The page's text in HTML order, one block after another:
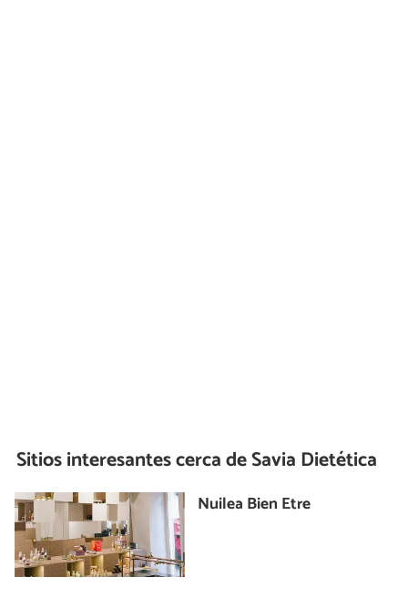
Sitios interesantes cerca deSavia Dietética
Nuilea Bien Etre